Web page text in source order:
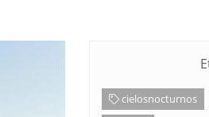
cielosnocturnos